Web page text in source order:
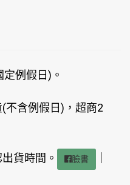
例假日)。
不含例假日)，超商2
貨時間。 臉書